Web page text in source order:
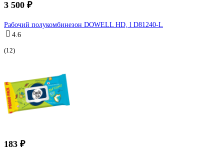
3 500 ₽
Рабочий полукомбинезон DOWELL HD, l D81240-L
4.6
(12)
183 ₽